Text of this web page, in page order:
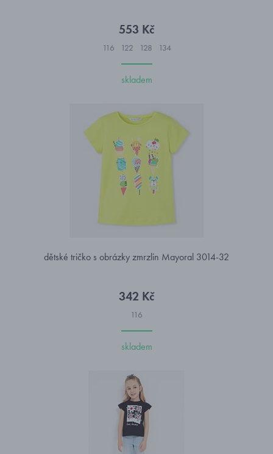
553 Kč
116 122 128 134
skladem
dětské tričko s obrázky zmrzlin Mayoral 3014-32
342 Kč
116
skladem